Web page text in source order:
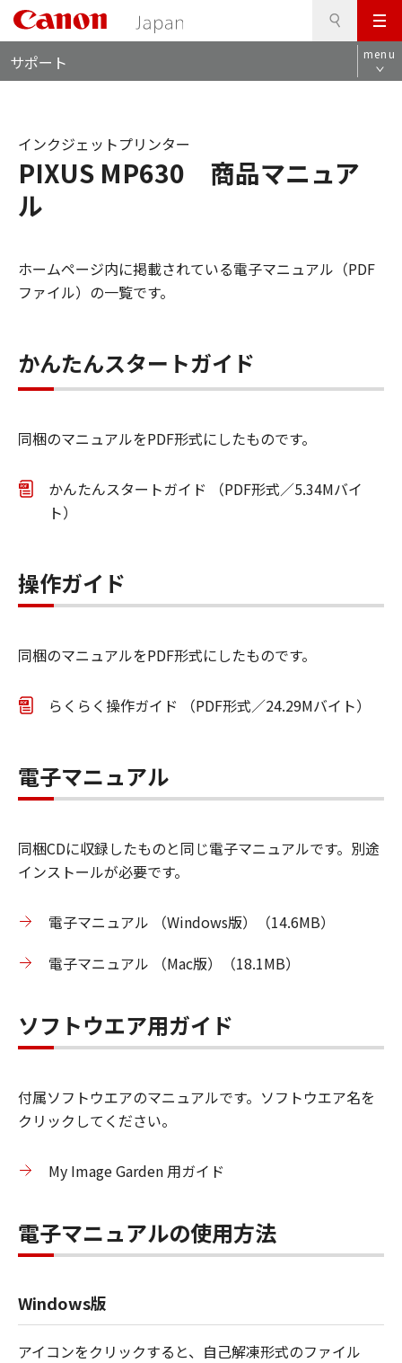
メ
ニ
ュ
サポート menu
PIXUS MP630 商品マニュア
ル
インクジェットプリンター
ホームページ内に掲載されている電子マニュアル（PDF
ファイル）の一覧です。
かんたんスタートガイド
同梱のマニュアルをPDF形式にしたものです。
かんたんスタートガイド （PDF形式／5.34Mバイ
ト）
操作ガイド
同梱のマニュアルをPDF形式にしたものです。
らくらく操作ガイド （PDF形式／24.29Mバイト）
電子マニュアル
同梱CDに収録したものと同じ電子マニュアルです。別途
インストールが必要です。
電子マニュアル （Windows版）（14.6MB）
電子マニュアル （Mac版）（18.1MB）
ソフトウエア用ガイド
付属ソフトウエアのマニュアルです。ソフトウエア名を
クリックしてください。
My Image Garden 用ガイド
電子マニュアルの使用方法
Windows版
アイコンをクリックすると、自己解凍形式のファイル